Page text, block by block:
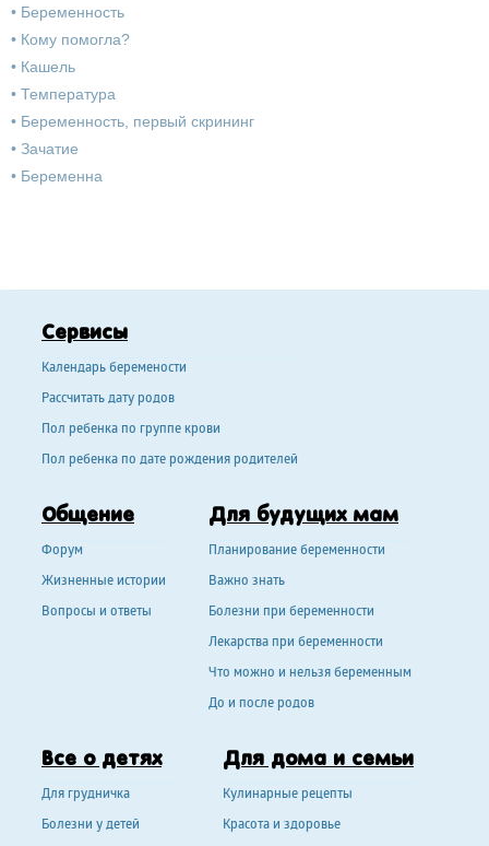
• Беременность
• Кому помогла?
• Кашель
• Температура
• Беременность, первый скрининг
• Зачатие
• Беременна
Сервисы
Календарь беремености
Рассчитать дату родов
Пол ребенка по группе крови
Пол ребенка по дате рождения родителей
Общение
Форум
Жизненные истории
Вопросы и ответы
Для будущих мам
Планирование беременности
Важно знать
Болезни при беременности
Лекарства при беременности
Что можно и нельзя беременным
До и после родов
Все о детях
Для грудничка
Болезни у детей
Для дома и семьи
Кулинарные рецепты
Красота и здоровье